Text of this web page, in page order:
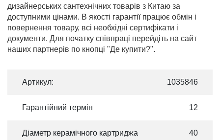
дизайнерських сантехнічних товарів з Китаю за
доступними цінами. В якості гарантії працює обмін і
повернення товару, всі необхідні сертифікати і
документи. Для початку співпраці перейдіть на сайт
наших партнерів по кнопці "Де купити?".
Артикул: 1035846
Гарантійний термін 12
Діаметр керамічного картриджа 40